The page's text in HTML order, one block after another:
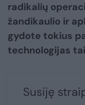
radikalių
žandikaulio ir
gydote tokius
technologijas
Susiję